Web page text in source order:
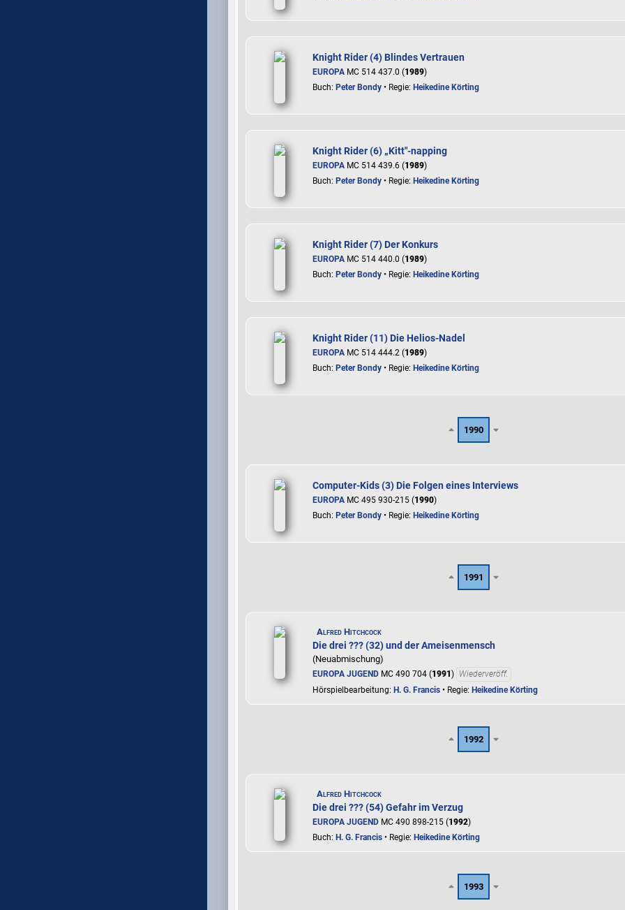
Knight Rider (4) Blindes Vertrauen
EUROPA MC 514 437.0 (1989)
Buch: Peter Bondy • Regie: Heikedine Körting
Knight Rider (6) „Kitt"-napping
EUROPA MC 514 439.6 (1989)
Buch: Peter Bondy • Regie: Heikedine Körting
Knight Rider (7) Der Konkurs
EUROPA MC 514 440.0 (1989)
Buch: Peter Bondy • Regie: Heikedine Körting
Knight Rider (11) Die Helios-Nadel
EUROPA MC 514 444.2 (1989)
Buch: Peter Bondy • Regie: Heikedine Körting
1990
Computer-Kids (3) Die Folgen eines Interviews
EUROPA MC 495 930-215 (1990)
Buch: Peter Bondy • Regie: Heikedine Körting
1991
Alfred Hitchcock
Die drei ??? (32) und der Ameisenmensch
(Neuabmischung)
EUROPA JUGEND MC 490 704 (1991 ) Wiederveröff.
Hörspielbearbeitung: H. G. Francis • Regie: Heikedine Körting
1992
Alfred Hitchcock
Die drei ??? (54) Gefahr im Verzug
EUROPA JUGEND MC 490 898-215 (1992)
Buch: H. G. Francis • Regie: Heikedine Körting
1993